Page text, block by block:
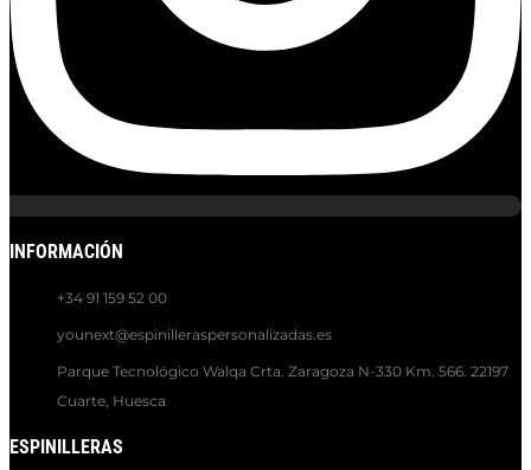
INFORMACIÓN
+34 91 159 52 00
younext@espinilleraspersonalizadas.es
Parque Tecnológico Walqa Crta. Zaragoza N-330 Km. 566. 22197
Cuarte, Huesca
ESPINILLERAS